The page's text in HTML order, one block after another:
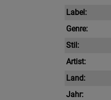
Label:
Genre:
Stil:
Artist:
Land:
Jahr: